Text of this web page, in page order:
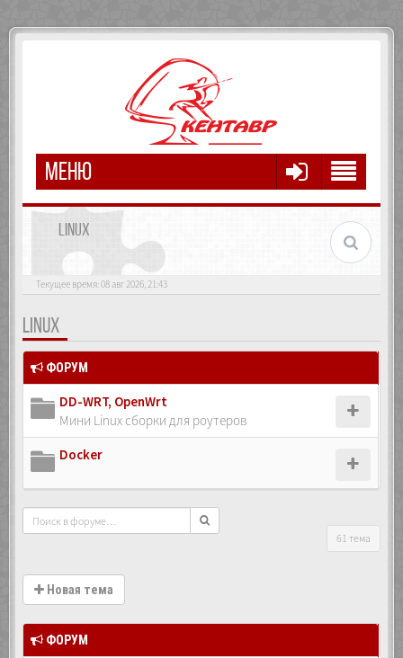
МЕНЮ
LINUX
Текущее время: 08 авг 2026, 21:43
LINUX
ФОРУМ
DD-WRT, OpenWrt
Мини Linux сборки для роутеров
Docker
61 тема
Новая тема
ФОРУМ